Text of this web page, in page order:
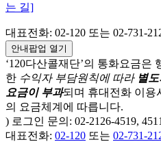
는 길]
대표전화: 02-120 또는 02-731-
안내팝업 열기
‘120다산콜재단’의 통화요금은
한 수익자 부담원칙에 따라 별
요금이 부과되며 휴대전화 이용
의 요금체계에 따릅니다.
) 로그인 문의: 02-2126-4519,
대표전화: 02-120 또는 02-731-